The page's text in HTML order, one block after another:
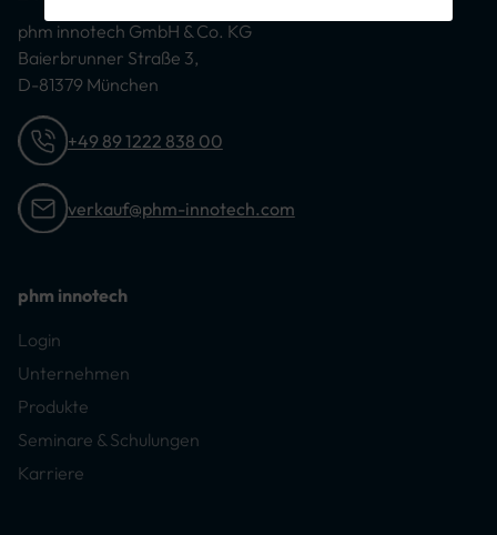
phm innotech GmbH & Co. KG
Baierbrunner Straße 3,
D-81379 München
+49 89 1222 838 00
verkauf@phm-innotech.com
phm innotech
Login
Unternehmen
Produkte
Seminare & Schulungen
Karriere